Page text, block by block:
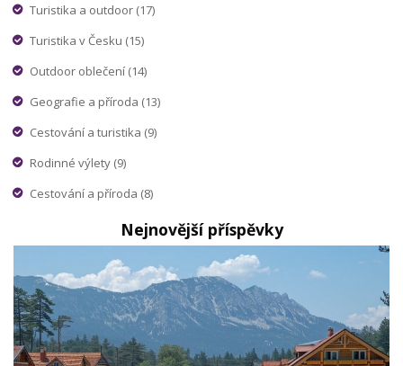
Turistika a outdoor (17)
Turistika v Česku (15)
Outdoor oblečení (14)
Geografie a příroda (13)
Cestování a turistika (9)
Rodinné výlety (9)
Cestování a příroda (8)
Nejnovější příspěvky